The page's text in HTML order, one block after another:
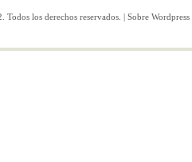
los derechos reservados. | Sobre Wordpress